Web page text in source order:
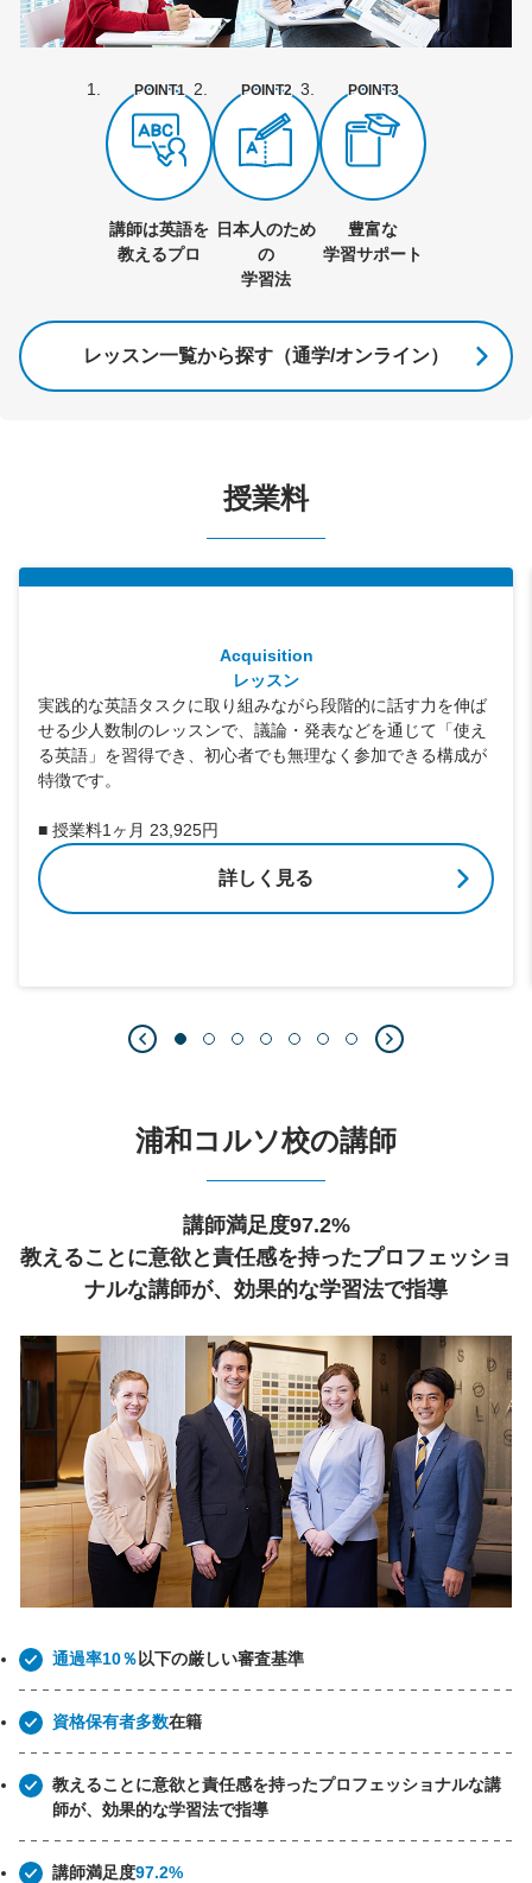
POINT1
講師は英語を
教えるプロ
POINT2
日本人のため
の
学習法
POINT3
豊富な
学習サポート
レッスン一覧から探す（通学/オンライン）
授業料
Acquisition
レッスン
実践的な英語タスクに取り組みながら段階的に話す力を伸ば
せる少人数制のレッスンで、議論・発表などを通じて「使え
る英語」を習得でき、初心者でも無理なく参加できる構成が
特徴です。
■ 授業料1ヶ月 23,925円
詳しく見る
浦和コルソ校の講師
講師満足度97.2%
教えることに意欲と責任感を持ったプロフェッショ
ナルな講師が、効果的な学習法で指導
通過率10％ 以下の厳しい審査基準
資格保有者多数在籍
教えることに意欲と責任感を持ったプロフェッショナルな講
師が、効果的な学習法で指導
講師満足度97.2%